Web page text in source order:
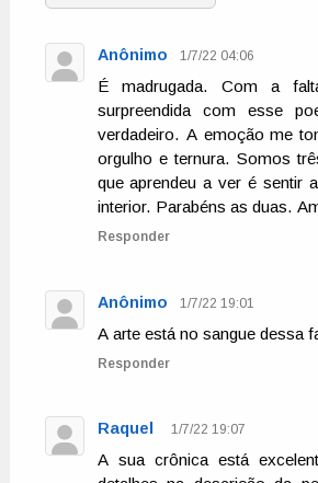
Anônimo 1/7/22 04:06
É madrugada. Com a falta do sono sou
surpreendida com esse
verdadeiro. A emoção me toma num misto de
orgulho e ternura. Somos
que aprendeu a ver é sentir a natureza no seu
interior. Parabéns as duas.
Responder
Anônimo 1/7/22 19:01
A arte está no sangue dessa
Responder
Raquel 1/7/22 19:07
A sua crônica está excelente. A riqueza de